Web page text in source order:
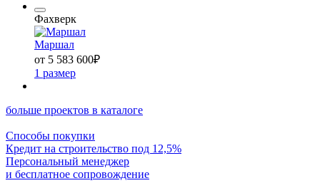
Фахверк
Маршал
от 5 583 600₽
1 размер
больше проектов в каталоге
Способы покупки
Кредит на строительство под 12,5%
Персональный менеджер
и бесплатное сопровождение